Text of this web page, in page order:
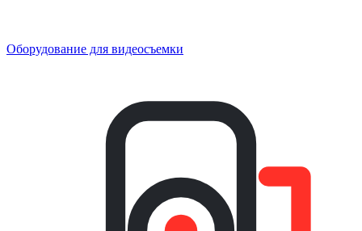
Оборудование для видеосъемки